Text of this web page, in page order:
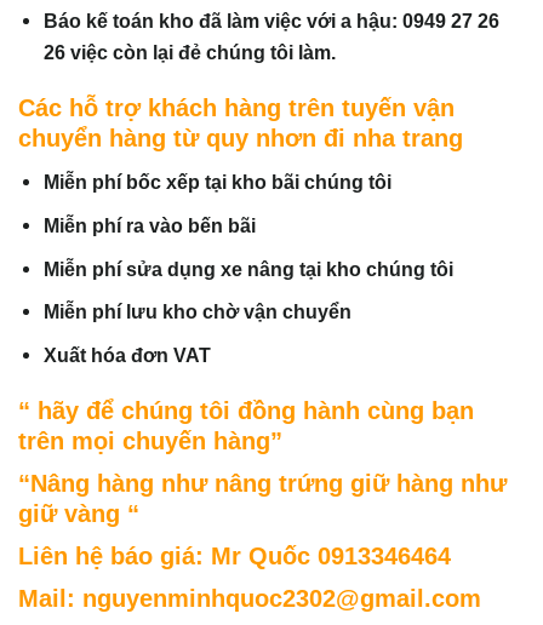
Báo kế toán kho đã làm việc với a hậu: 0949 27 26
26 việc còn lại đẻ chúng tôi làm.
Các hỗ trợ khách hàng trên tuyến vận
chuyển hàng từ quy nhơn đi nha trang
Miễn phí bốc xếp tại kho bãi chúng tôi
Miễn phí ra vào bến bãi
Miễn phí sửa dụng xe nâng tại kho chúng tôi
Miễn phí lưu kho chờ vận chuyển
Xuất hóa đơn VAT
“ hãy để chúng tôi đồng hành cùng bạn
trên mọi chuyến hàng”
“Nâng hàng như nâng trứng giữ hàng như
giữ vàng “
Liên hệ báo giá: Mr Quốc 0913346464
Mail: nguyenminhquoc2302@gmail.com